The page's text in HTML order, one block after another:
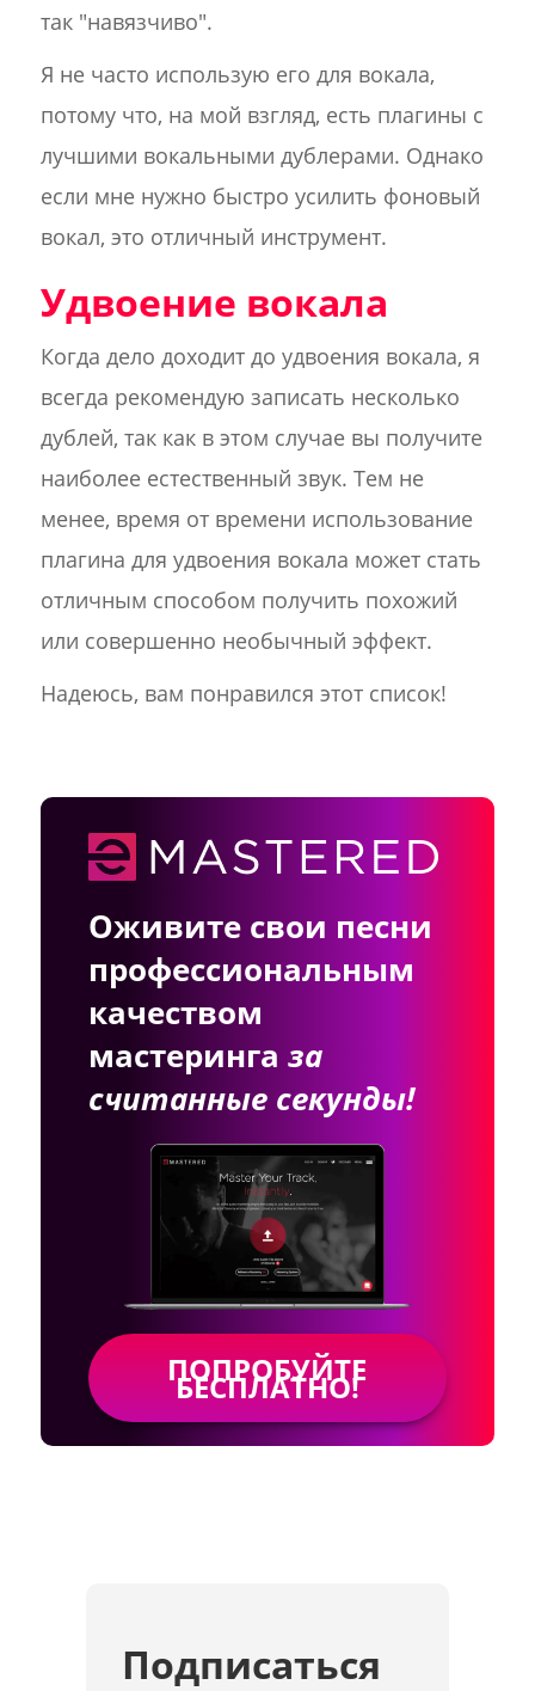
так "навязчиво".
Я не часто использую его для вокала,
потому что, на мой взгляд, есть плагины с
лучшими вокальными дублерами. Однако
если мне нужно быстро усилить фоновый
вокал, это отличный инструмент.
Удвоение вокала
Когда дело доходит до удвоения вокала, я
всегда рекомендую записать несколько
дублей, так как в этом случае вы получите
наиболее естественный звук. Тем не
менее, время от времени использование
плагина для удвоения вокала может стать
отличным способом получить похожий
или совершенно необычный эффект.
Надеюсь, вам понравился этот список!
Оживите свои песни
профессиональным
качеством
мастеринга за
считанные секунды!
ПОПРОБУЙТЕ
БЕСПЛАТНО!
Подписаться